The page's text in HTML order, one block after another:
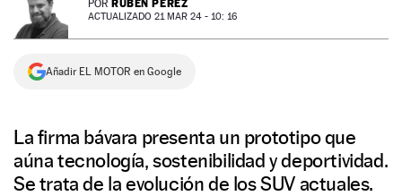
NEWSLETTER
SÍGUENOS
POR RUBÉN PÉREZ
ACTUALIZADO 21 MAR 24 - 10: 16
Añadir EL MOTOR en Google
La firma bávara presenta un prototipo que
aúna tecnología, sostenibilidad y deportividad.
Se trata de la evolución de los SUV actuales.